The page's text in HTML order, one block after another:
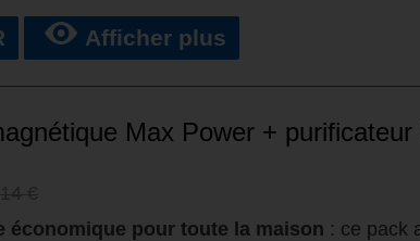
Afficher plus
Max Power +
économique pour toute la maison : ce pack